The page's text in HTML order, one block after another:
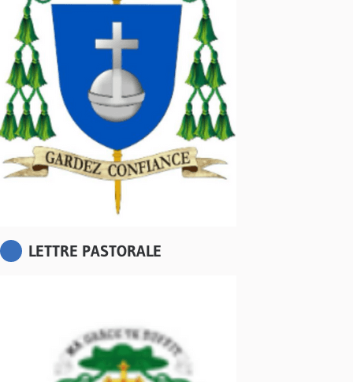
LETTRE PASTORALE